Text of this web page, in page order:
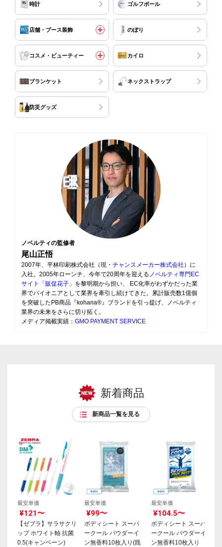
時計 ゴルフボール
店舗・ブース装飾 のぼり
コスメ・ビューティー カイロ
ブランケット ネックストラップ
防災グッズ
ノベルティの監修者
尾山正悟
2007年、平林印刷株式会社（現・ チャンスメーカー株式会社 ）に
入社。2005年ローンチ、今年で20周年を迎える ノベルティ専門EC
サイト「販促花子」 を黎明期から担い、 EC化率がわずかだった業
界でパイオニアとして業界を牽引し続けてきた。累計販売数1億個
を突破したPB商品『kohana®』ブランドを引っ提げ、ノベルティ
業界の未来をさらに切り拓く。
メディア掲載実績： GMO PAYMENT SERVICE
新着商品
新商品一覧を見る
最安単価
¥121〜
【ゼブラ】サラサクリ
ップ ホワイト軸 抗菌
0.5(キャンペーン)
最安単価
¥99〜
ボディシート スーパ
ークール パウダーイ
ン無香料10枚入り(既
最安単価
¥104.5〜
ボディシート スーパ
ークール パウダーイ
ン無香料10枚入り